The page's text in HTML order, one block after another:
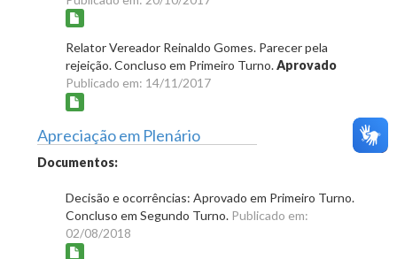
Relator Vereador Reinaldo Gomes. Parecer pela
rejeição. Concluso em Primeiro Turno.Aprovado
Publicado em: 14/11/2017
Apreciação em Plenário
Documentos:
Decisão e ocorrências: Aprovado em Primeiro Turno.
Concluso em Segundo Turno. Publicado em:
02/08/2018